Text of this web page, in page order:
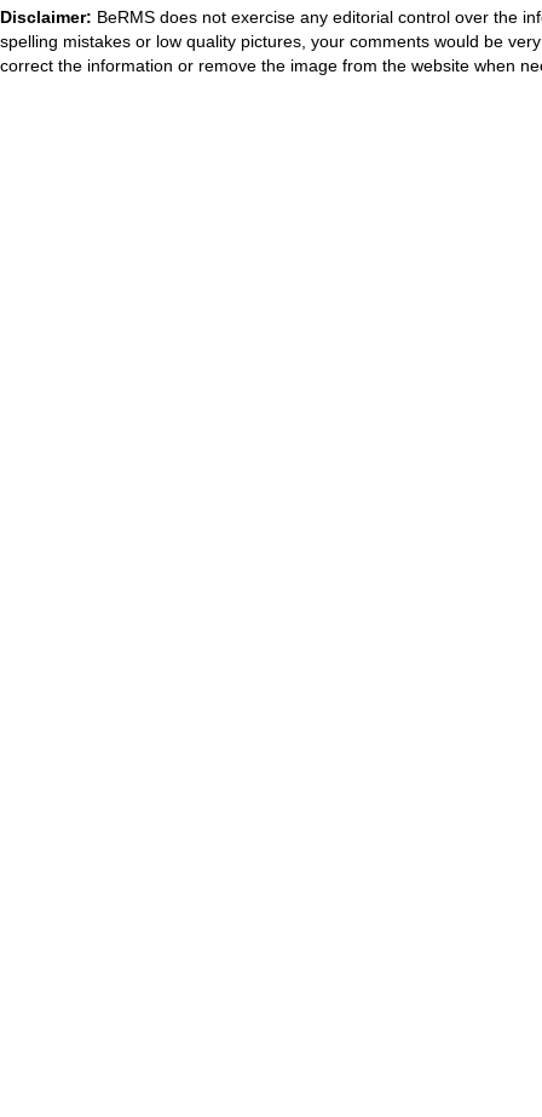
Disclaimer: BeRMS does not exercise any editorial control over the
spelling mistakes or low quality pictures, your comments would be
correct the information or remove the image from the website when